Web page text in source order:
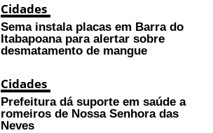
Cidades
Sema instala placas em Barra do
Itabapoana para alertar sobre
desmatamento de mangue
Cidades
Prefeitura dá suporte em saúde a
romeiros de Nossa Senhora das
Neves